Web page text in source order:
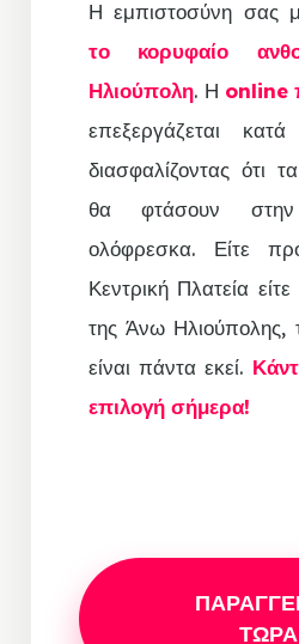
Η εμπιστοσύνη σας
το κορυφαίο
Ηλιούπολη. Η online
επεξεργάζεται κατά
διασφαλίζοντας ότι
θα φτάσουν
ολόφρεσκα. Είτε
Κεντρική Πλατεία είτε
της Άνω Ηλιούπολης,
είναι πάντα εκεί.
επιλογή σήμερα!
ΤΩΡΑ